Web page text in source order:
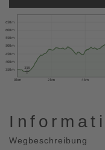
0 km 2 km 4 km
350 m
400 m
450 m
500 m
550 m
600 m
650 m
338
Wegbeschreibung